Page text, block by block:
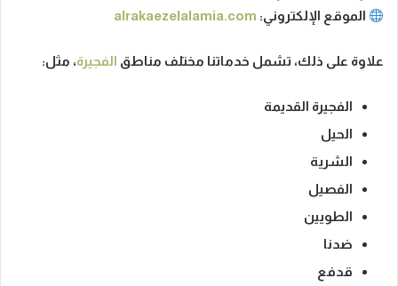
الموقع الإلكتروني:
alrakaezelalamia.com
علاوة على ذلك، تشمل خدماتنا مختلف مناطق الفجيرة، مثل:
الفجيرة القديمة
الحيل
الشرية
الفصيل
الطويين
ضدنا
قدفع